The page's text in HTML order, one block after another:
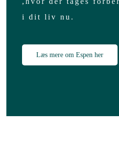
Forløb
Foredrag
i dit liv nu.
Læs mere om Espen her